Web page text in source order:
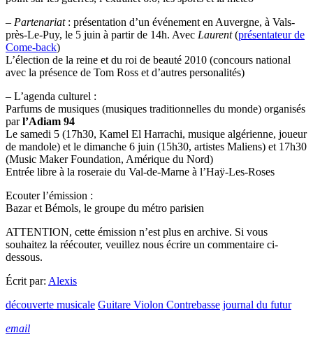
– Partenariat: présentation d’un événement en Auvergne, à Vals-
près-Le-Puy, le 5 juin à partir de 14h. Avec Laurent(présentateur de
Come-back)
L’élection de la reine et du roi de beauté 2010 (concours national
avec la présence de Tom Ross et d’autres personalités)
– L’agenda culturel :
Parfums de musiques (musiques traditionnelles du monde) organisés
parl’Adiam 94
Le samedi 5 (17h30, Kamel El Harrachi, musique algérienne, joueur
de mandole) et le dimanche 6 juin (15h30, artistes Maliens) et 17h30
(Music Maker Foundation, Amérique du Nord)
Entrée libre à la roseraie du Val-de-Marne à l’Haÿ-Les-Roses
Ecouter l’émission :
Bazar et Bémols, le groupe du métro parisien
ATTENTION, cette émission n’est plus en archive. Si vous
souhaitez la réécouter, veuillez nous écrire un commentaire ci-
dessous.
Écrit par: Alexis
découverte musicale Guitare Violon Contrebasse journal du futur
email